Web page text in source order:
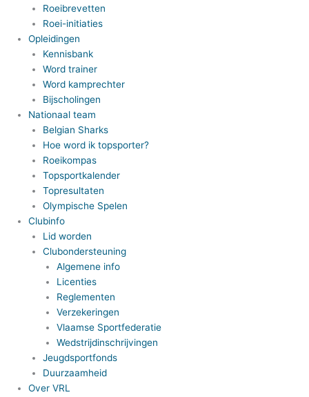
Roeibrevetten
Roei-initiaties
Opleidingen
Kennisbank
Word trainer
Word kamprechter
Bijscholingen
Nationaal team
Belgian Sharks
Hoe word ik topsporter?
Roeikompas
Topsportkalender
Topresultaten
Olympische Spelen
Clubinfo
Lid worden
Clubondersteuning
Algemene info
Licenties
Reglementen
Verzekeringen
Vlaamse Sportfederatie
Wedstrijdinschrijvingen
Jeugdsportfonds
Duurzaamheid
Over VRL